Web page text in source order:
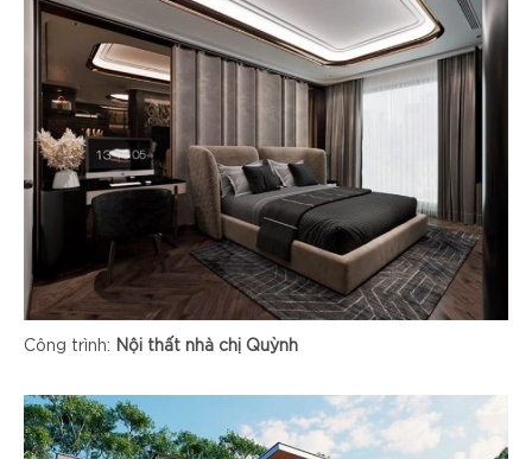
Công trình: Nội thất nhà chị Quỳnh